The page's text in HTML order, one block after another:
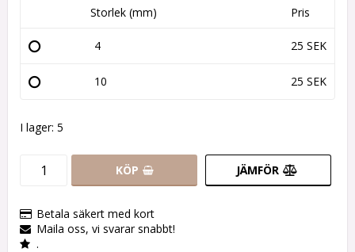
Storlek (mm) Pris
4 25 SEK
10 25 SEK
I lager: 5
KÖP JÄMFÖR
Betala säkert med kort
Maila oss, vi svarar snabbt!
.